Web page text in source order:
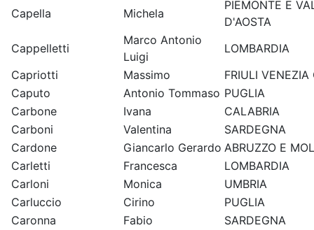
Capella
Michela
PIEMONTE E
D'AOSTA
Cappelletti
Marco Antonio
Luigi
LOMBARDIA
Capriotti
Massimo
FRIULI VENEZIA
Caputo
Antonio Tommaso PUGLIA
Carbone
Ivana
CALABRIA
Carboni
Valentina
SARDEGNA
Cardone
Giancarlo Gerardo ABRUZZO E
Carletti
Francesca
LOMBARDIA
Carloni
Monica
UMBRIA
Carluccio
Cirino
PUGLIA
Caronna
Fabio
SARDEGNA